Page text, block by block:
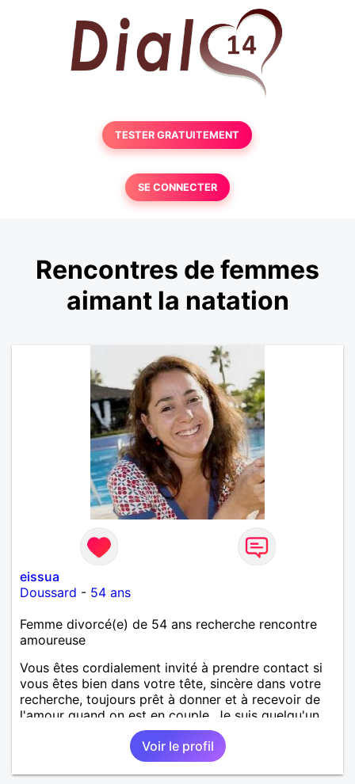
TESTER GRATUITEMENT
SE CONNECTER
Rencontres de femmes
aimant la natation
eissua
Doussard - 54 ans
Femme divorcé(e) de 54 ans recherche rencontre
amoureuse
Vous êtes cordialement invité à prendre contact si
vous êtes bien dans votre tête, sincère dans votre
recherche, toujours prêt à donner et à recevoir de
l'amour quand on est en couple. Je suis quelqu'un
de très sociable qui aime faire le bien autour d'elle.
Voir le profil